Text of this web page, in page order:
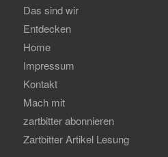
Das sind wir
Entdecken
Home
Impressum
Kontakt
Mach mit
zartbitter abonnieren
Zartbitter Artikel Lesung